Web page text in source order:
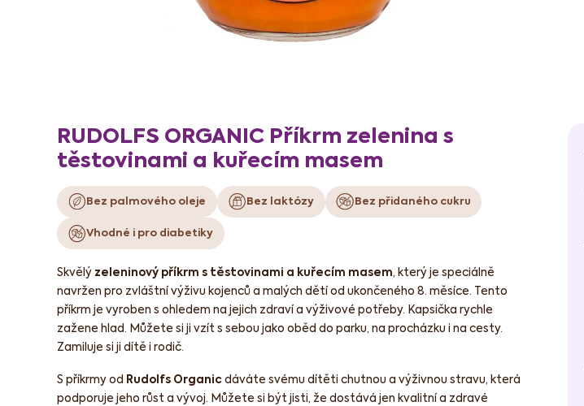
RUDOLFS ORGANIC Příkrm zelenina s
těstovinami a kuřecím masem
Bez palmového oleje Bez laktózy Bez přidaného cukru
Vhodné i pro diabetiky
Skvělý zeleninový příkrm s těstovinami a kuřecím masem, který je speciálně
navržen pro zvláštní výživu kojenců a malých dětí od ukončeného 8. měsíce. Tento
příkrm je vyroben s ohledem na jejich zdraví a výživové potřeby. Kapsička rychle
zažene hlad. Můžete si ji vzít s sebou jako oběd do parku, na procházku i na cesty.
Zamiluje si ji dítě i rodič.
S příkrmy od Rudolfs Organicdáváte svému dítěti chutnou a výživnou stravu, která
podporuje jeho růst a vývoj. Můžete si být jisti, že dostává jen kvalitní a zdravé